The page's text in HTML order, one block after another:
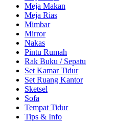
Meja Makan
Meja Rias
Mimbar
Mirror
Nakas
Pintu Rumah
Rak Buku / Sepatu
Set Kamar Tidur
Set Ruang Kantor
Sketsel
Sofa
Tempat Tidur
Tips & Info